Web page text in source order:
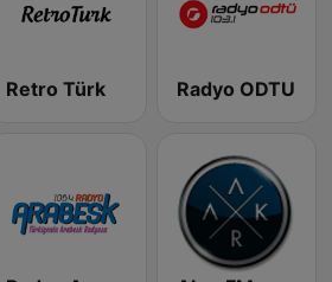
Retro Türk Radyo ODTU